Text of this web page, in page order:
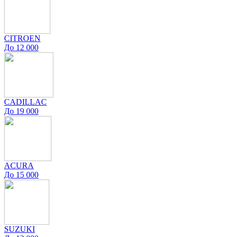
CITROEN
До 12 000
CADILLAC
До 19 000
ACURA
До 15 000
SUZUKI